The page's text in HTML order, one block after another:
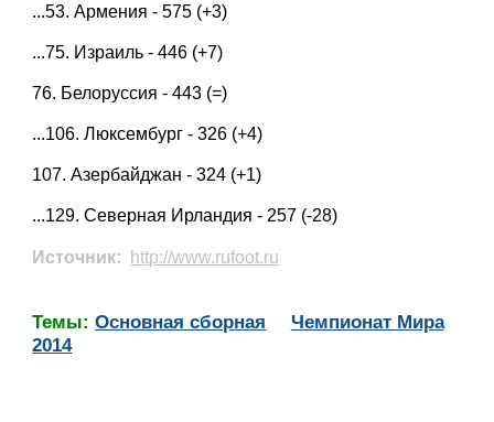
...53. Армения - 575 (+3)
...75. Израиль - 446 (+7)
76. Белоруссия - 443 (=)
...106. Люксембург - 326 (+4)
107. Азербайджан - 324 (+1)
...129. Северная Ирландия - 257 (-28)
Источник: http://www.rufoot.ru
Темы:Основная сборная
Чемпионат Мира
2014